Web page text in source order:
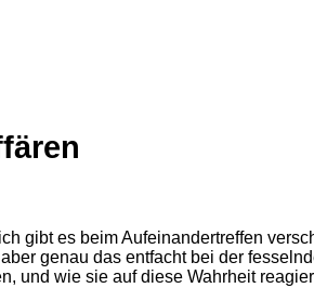
gibt es beim Aufeinandertreffen
genau das entfacht bei der
und wie sie auf diese Wahrheit